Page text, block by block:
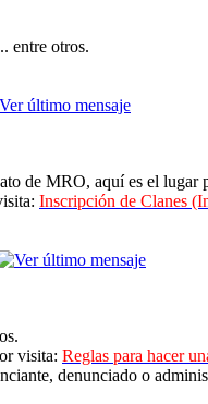
entre otros.
de MRO, aquí es el lugar
Inscripción de Clanes
visita: Reglas para hacer
denunciado o